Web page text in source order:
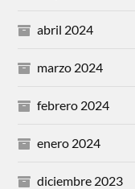
abril 2024
marzo 2024
febrero 2024
enero 2024
diciembre 2023